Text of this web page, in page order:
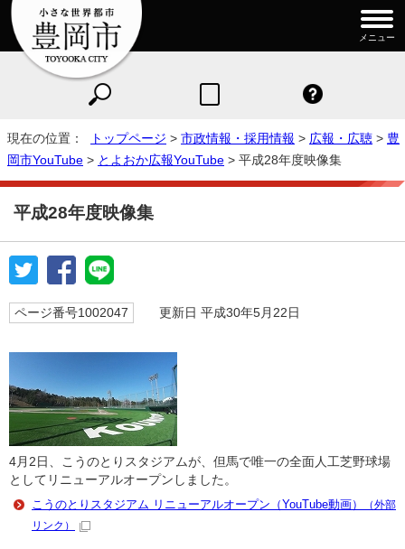
メニュー
現在の位置： トップページ > 市政情報・採用情報 > 広報・広聴 > 豊
岡市YouTube > とよおか広報YouTube > 平成28年度映像集
平成28年度映像集
ページ番号1002047 更新日 平成30年5月22日
4月2日、こうのとりスタジアムが、但馬で唯一の全面人工芝野球場
としてリニューアルオープンしました。
こうのとりスタジアム リニューアルオープン（YouTube動画）
（外部
リンク）